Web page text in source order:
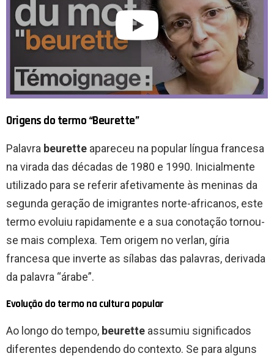
Origens do termo “Beurette”
Palavra beurette apareceu na popular língua francesa
na virada das décadas de 1980 e 1990. Inicialmente
utilizado para se referir afetivamente às meninas da
segunda geração de imigrantes norte-africanos, este
termo evoluiu rapidamente e a sua conotação tornou-
se mais complexa. Tem origem no verlan, gíria
francesa que inverte as sílabas das palavras, derivada
da palavra “árabe”.
Evolução do termo na cultura popular
Ao longo do tempo, beurette assumiu significados
diferentes dependendo do contexto. Se para alguns